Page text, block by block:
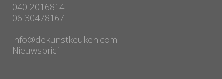
040 2016814
06 30478167
info@dekunstkeuken.com
Nieuwsbrief